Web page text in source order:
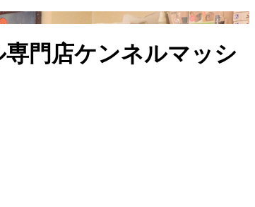
門店ケンネルマッシ